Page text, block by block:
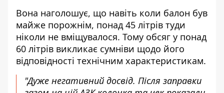
Вона наголошує, що навіть коли балон був
майже порожнім, понад 45 літрів туди
ніколи не вміщувалося. Тому обсяг у понад
60 літрів викликає сумніви щодо його
відповідності технічним характеристикам.
"Дуже негативний досвід. Після заправки